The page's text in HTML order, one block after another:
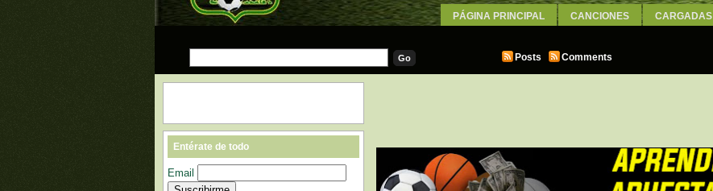
PÁGINA PRINCIPAL CANCIONES CARGADAS
Posts
Comments
Entérate de todo
Email